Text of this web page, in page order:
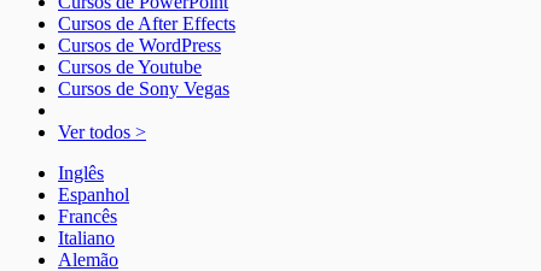
Cursos de After Effects
Cursos de WordPress
Cursos de Youtube
Cursos de Sony Vegas
Ver todos >
Inglês
Espanhol
Francês
Italiano
Alemão